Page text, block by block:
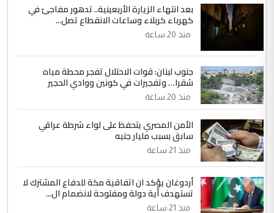
بعد انتهاء الزيارة الأربعينية.. تدهور مفاجئ في
كهرباء كربلاء وساعات الانقطاع تصل...
منذ 20 ساعة
جنوب لبنان: قوات الاحتلال تفجر محطة مياه
شقرا… وتفجيرات في كونين ووادي الحجير
منذ 20 ساعة
الأمن المصري يتحفظ على لواء شرطة عراقي
سابق بسبب مليار جنيه
منذ 21 ساعة
أردوغان يؤكد ان اتفاقية مكة للدفاع المشترك لا
تستهدف أية دولة ومفتوحة لانضمام ال...
منذ 21 ساعة